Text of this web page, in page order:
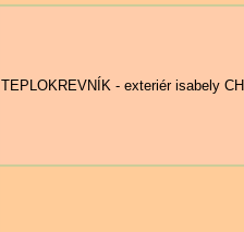
TEPLOKREVNÍK - exteriér isabely